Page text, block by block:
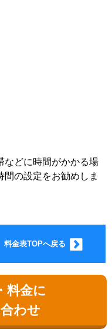
ォ
ョ
どに時間がかかる場
の設定をお勧めしま
料金表TOPへ戻る
料金に
わせ